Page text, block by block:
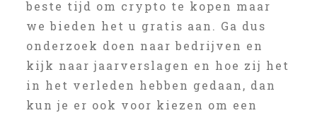
beste tijd om crypto te kopen maar
we bieden het u gratis aan. Ga dus
onderzoek doen naar bedrijven en
kijk naar jaarverslagen en hoe zij het
in het verleden hebben gedaan, dan
kun je er ook voor kiezen om een